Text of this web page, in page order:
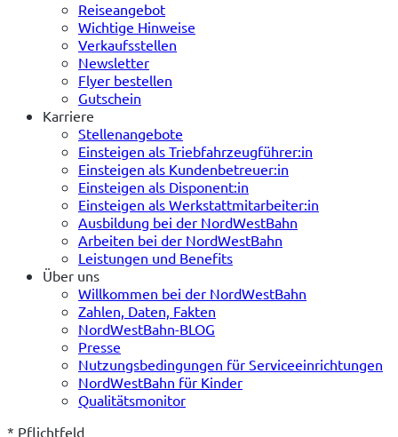
Reiseangebot
Wichtige Hinweise
Verkaufsstellen
Newsletter
Flyer bestellen
Gutschein
Karriere
Stellenangebote
Einsteigen als Triebfahrzeugführer:in
Einsteigen als Kundenbetreuer:in
Einsteigen als Disponent:in
Einsteigen als Werkstattmitarbeiter:in
Ausbildung bei der NordWestBahn
Arbeiten bei der NordWestBahn
Leistungen und Benefits
Über uns
Willkommen bei der NordWestBahn
Zahlen, Daten, Fakten
NordWestBahn-BLOG
Presse
Nutzungsbedingungen für Serviceeinrichtungen
NordWestBahn für Kinder
Qualitätsmonitor
* Pflichtfeld